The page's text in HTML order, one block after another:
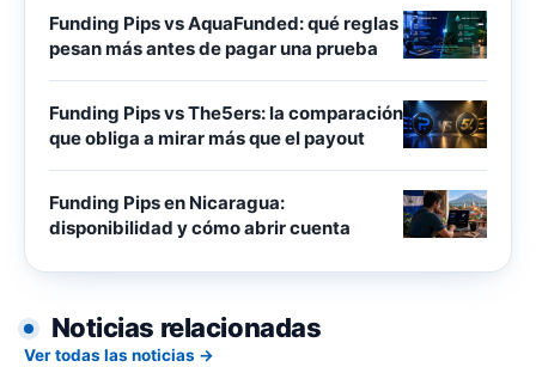
Funding Pips vs AquaFunded: qué reglas
pesan más antes de pagar una prueba
Funding Pips vs The5ers: la comparación
que obliga a mirar más que el payout
Funding Pips en Nicaragua:
disponibilidad y cómo abrir cuenta
Noticias relacionadas
Ver todas las noticias →